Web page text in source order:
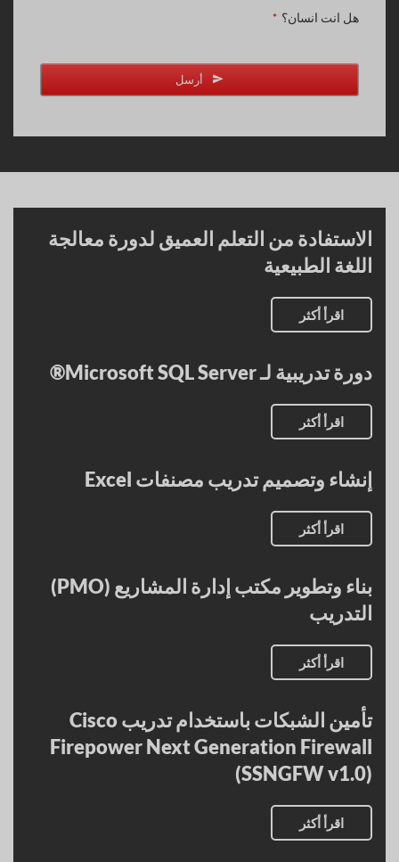
هل انت انسان؟ *
أرسل
الاستفادة من التعلم العميق لدورة معالجة
اللغة الطبيعية
اقرأ أكثر
دورة تدريبية لـ Microsoft SQL Server®
اقرأ أكثر
إنشاء وتصميم تدريب مصنفات Excel
اقرأ أكثر
بناء وتطوير مكتب إدارة المشاريع (PMO)
التدريب
اقرأ أكثر
تأمين الشبكات باستخدام تدريب Cisco
Firepower Next Generation Firewall
(SSNGFW v1.0)
اقرأ أكثر